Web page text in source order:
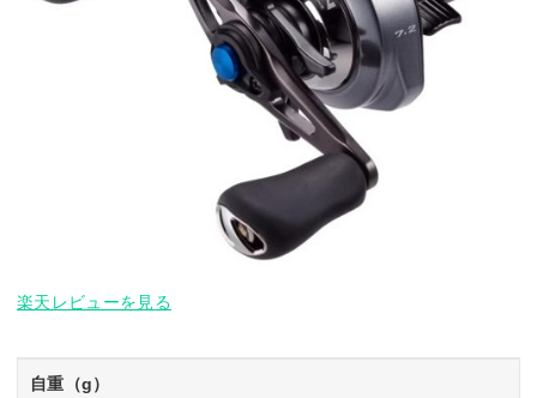
楽天レビューを見る
自重（g）